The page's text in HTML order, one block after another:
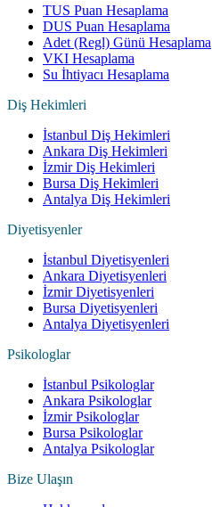
TUS Puan Hesaplama
DUS Puan Hesaplama
Adet (Regl) Günü Hesaplama
VKI Hesaplama
Su İhtiyacı Hesaplama
Diş Hekimleri
İstanbul Diş Hekimleri
Ankara Diş Hekimleri
İzmir Diş Hekimleri
Bursa Diş Hekimleri
Antalya Diş Hekimleri
Diyetisyenler
İstanbul Diyetisyenleri
Ankara Diyetisyenleri
İzmir Diyetisyenleri
Bursa Diyetisyenleri
Antalya Diyetisyenleri
Psikologlar
İstanbul Psikologlar
Ankara Psikologlar
İzmir Psikologlar
Bursa Psikologlar
Antalya Psikologlar
Bize Ulaşın